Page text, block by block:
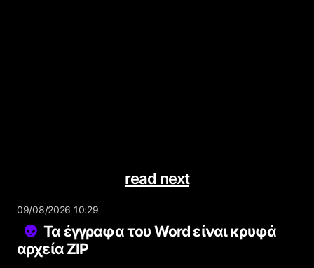
read next
09/08/2026 10:29
Τα έγγραφα του Word είναι κρυφά
αρχεία ZIP